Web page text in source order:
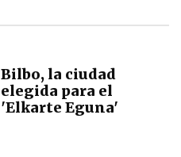
Bilbo, la ciudad
elegida para el
'Elkarte Eguna'